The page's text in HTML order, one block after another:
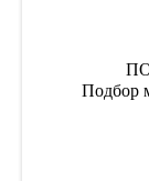
Подбор